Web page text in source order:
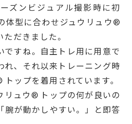
ズンビジュアル撮影時に初
体型に合わせジュウリュウ®
だきました。
ですね。自主トレ用に用意で
れ、それ以来トレーニング時
ップを着用されています。
リュウ® トップの何が良いの
腕が動かしやすい。」と即答